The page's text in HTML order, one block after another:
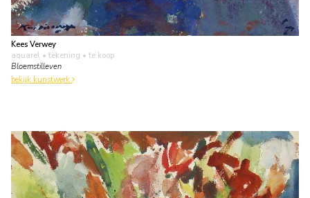
Kees Verwey
aquarel • tekening • te koop
Bloemstilleven
bekijk kunstwerk